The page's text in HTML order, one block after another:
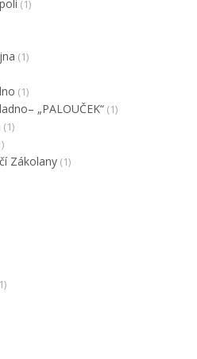
(1)
(1)
(1)
„PALOUČEK“ (1)
(1)
Zákolany (1)